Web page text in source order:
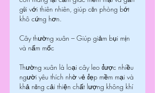
gũi với thiên nhiên, giúp căn phòng bớt
khô cứng hơn.
Cây thường xuân – Giúp giảm bụi mịn
và nấm mốc
Thường xuân là loại cây leo được nhiều
người yêu thích nhờ vẻ đẹp mềm mại và
khả năng cải thiện chất lượng không khí